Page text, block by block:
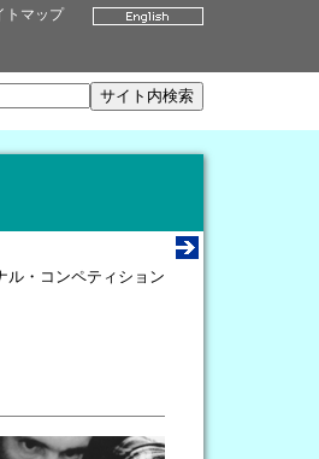
トマップ
ル・コンペティション